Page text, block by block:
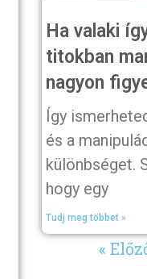
Ha valaki
titokban
nagyon
Így
és a
különbséget.
hogy egy
Tudj meg többet »
«